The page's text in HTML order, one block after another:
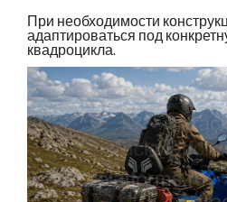
При необходимости
адаптироваться под
квадроцикла.